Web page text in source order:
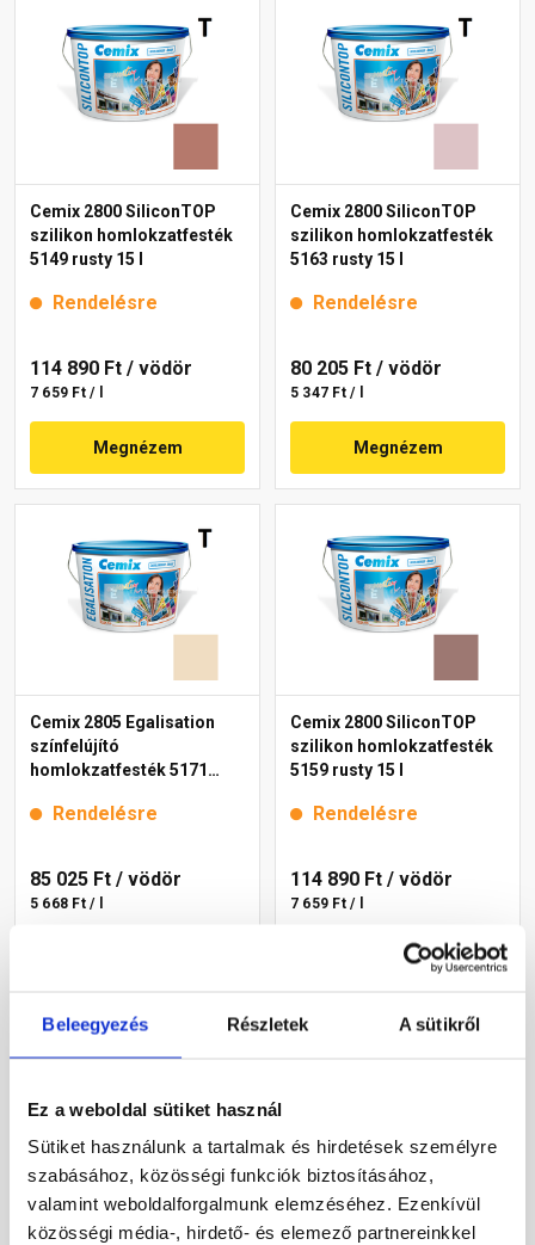
Beleegyezés Részletek A sütikről
Ez a weboldal sütiket használ
Sütiket használunk a tartalmak és hirdetések személyre
szabásához, közösségi funkciók biztosításához,
valamint weboldalforgalmunk elemzéséhez. Ezenkívül
közösségi média-, hirdető- és elemező partnereinkkel
Cemix 2800 SiliconTOP
szilikon homlokzatfesték
5149 rusty 15 l
Rendelésre
114 890 Ft / vödör
7 659 Ft / l
Megnézem
Cemix 2800 SiliconTOP
szilikon homlokzatfesték
5163 rusty 15 l
Rendelésre
80 205 Ft / vödör
5 347 Ft / l
Megnézem
Cemix 2805 Egalisation
színfelújító
homlokzatfesték 5171
Rendelésre
85 025 Ft / vödör
5 668 Ft / l
Cemix 2800 SiliconTOP
szilikon homlokzatfesték
5159 rusty 15 l
Rendelésre
114 890 Ft / vödör
7 659 Ft / l
Megnézem
Cemix 2802 DekorTOP Cemix 2802 DekorTOP